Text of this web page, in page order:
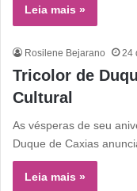
Leia mais »
Rosilene Bejarano 24
Tricolor de
Cultural
As vésperas de seu
Duque de Caxias
Leia mais »